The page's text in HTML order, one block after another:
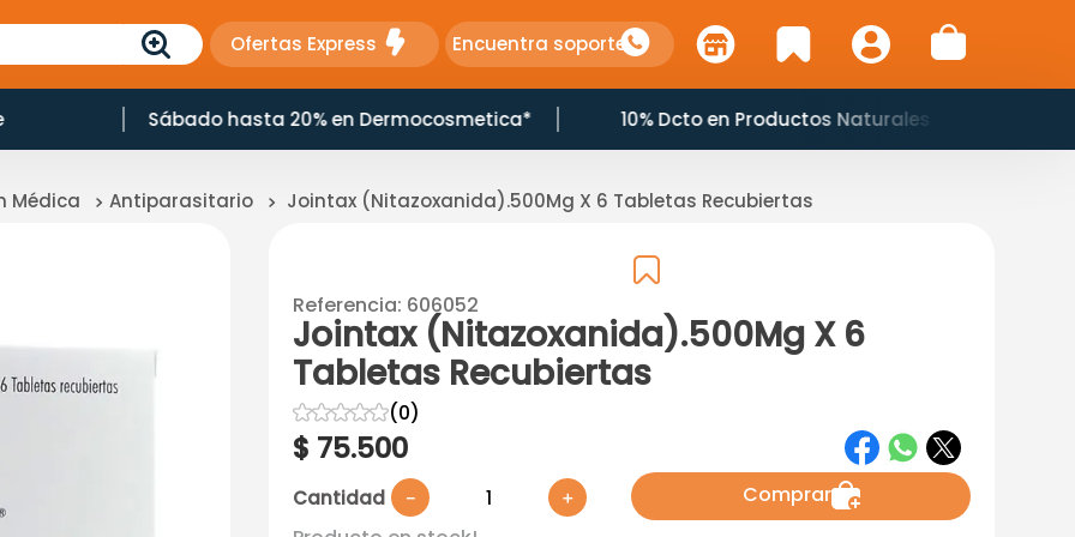
Ofertas Express Encuentra soporte
Sábado hasta 20% en Dermocosmetica* 10% Dcto en Productos Naturales
Médica Antiparasitario Jointax (Nitazoxanida).500Mg X 6 Tabletas Recubiertas
Referencia: 606052
Jointax (Nitazoxanida).500Mg X 6
Tabletas Recubiertas
☆☆☆☆☆(0)
$ 75.500
Cantidad ＋
－
Comprar